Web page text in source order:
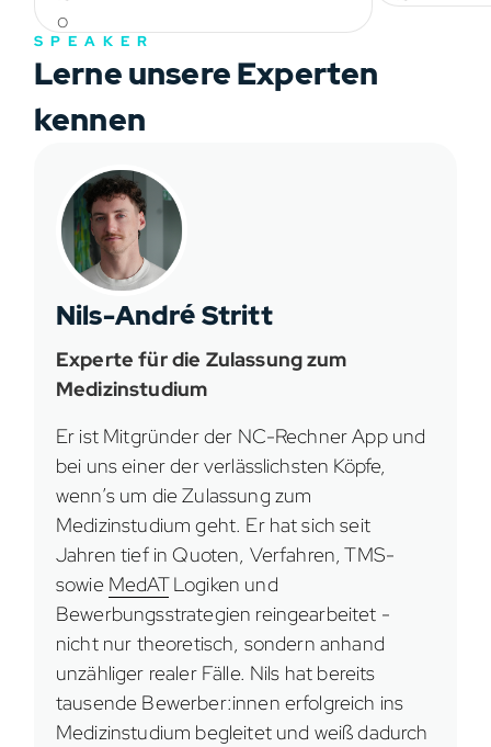
SPEAKER
Lerne unsere Experten
kennen
Nils-André Stritt
Experte für die Zulassung zum
Medizinstudium
Er ist Mitgründer der NC-Rechner App und
bei uns einer der verlässlichsten Köpfe,
wenn’s um die Zulassung zum
Medizinstudium geht. Er hat sich seit
Jahren tief in Quoten, Verfahren, TMS-
sowie MedATLogiken und
Bewerbungsstrategien reingearbeitet -
nicht nur theoretisch, sondern anhand
unzähliger realer Fälle. Nils hat bereits
tausende Bewerber:innen erfolgreich ins
Medizinstudium begleitet und weiß dadurch